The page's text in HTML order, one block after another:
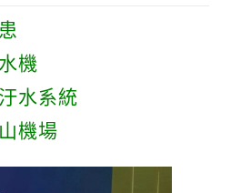
機
水系統
機場